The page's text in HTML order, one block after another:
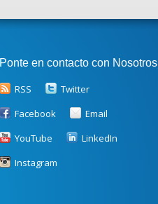
Ponte en contacto con
RSS
Twitter
Facebook
Email
YouTube
LinkedIn
Instagram